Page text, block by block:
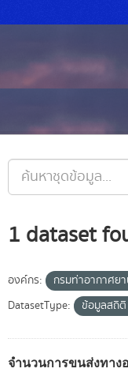
1 dataset
องค์กร: กรมท่าอากาศย
DatasetType:
ข้อมูลสถิติ
จำนวนการขนส่งทา